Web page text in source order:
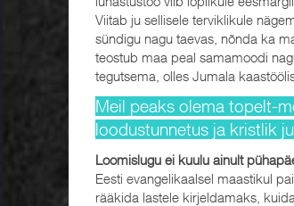
Viitab ju sellisele terviklikule
sündigu nagu taevas, nõnda ka
teostub maa peal samamoodi
tegutsema, olles Jumala
Meil peaks olema topelt-
loodustunnetus ja kristlik
Loomislugu ei kuulu ainult
Eesti evangelikaalsel maastikul
rääkida lastele kirjeldamaks,